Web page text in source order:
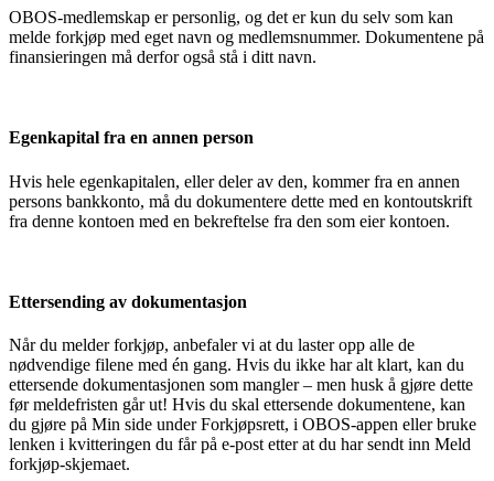
OBOS-medlemskap er personlig, og det er kun du selv som kan
melde forkjøp med eget navn og medlemsnummer. Dokumentene på
finansieringen må derfor også stå i ditt navn.
Egenkapital fra en annen person
Hvis hele egenkapitalen, eller deler av den, kommer fra en annen
persons bankkonto, må du dokumentere dette med en kontoutskrift
fra denne kontoen med en bekreftelse fra den som eier kontoen.
Ettersending av dokumentasjon
Når du melder forkjøp, anbefaler vi at du laster opp alle de
nødvendige filene med én gang. Hvis du ikke har alt klart, kan du
ettersende dokumentasjonen som mangler – men husk å gjøre dette
før meldefristen går ut! Hvis du skal ettersende dokumentene, kan
du gjøre på Min side under Forkjøpsrett, i OBOS-appen eller bruke
lenken i kvitteringen du får på e-post etter at du har sendt inn Meld
forkjøp-skjemaet.